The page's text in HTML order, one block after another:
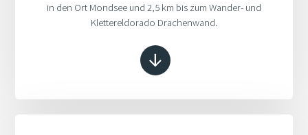
in den Ort Mondsee und 2,5 km bis zum Wander- und
Klettereldorado Drachenwand.